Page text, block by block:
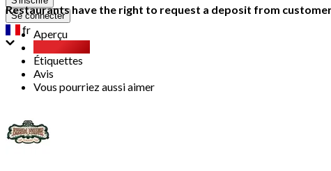
Se connecter
fr
Restaurants have the right to request a deposit from
Aperçu
Étiquettes
Avis
Vous pourriez aussi aimer